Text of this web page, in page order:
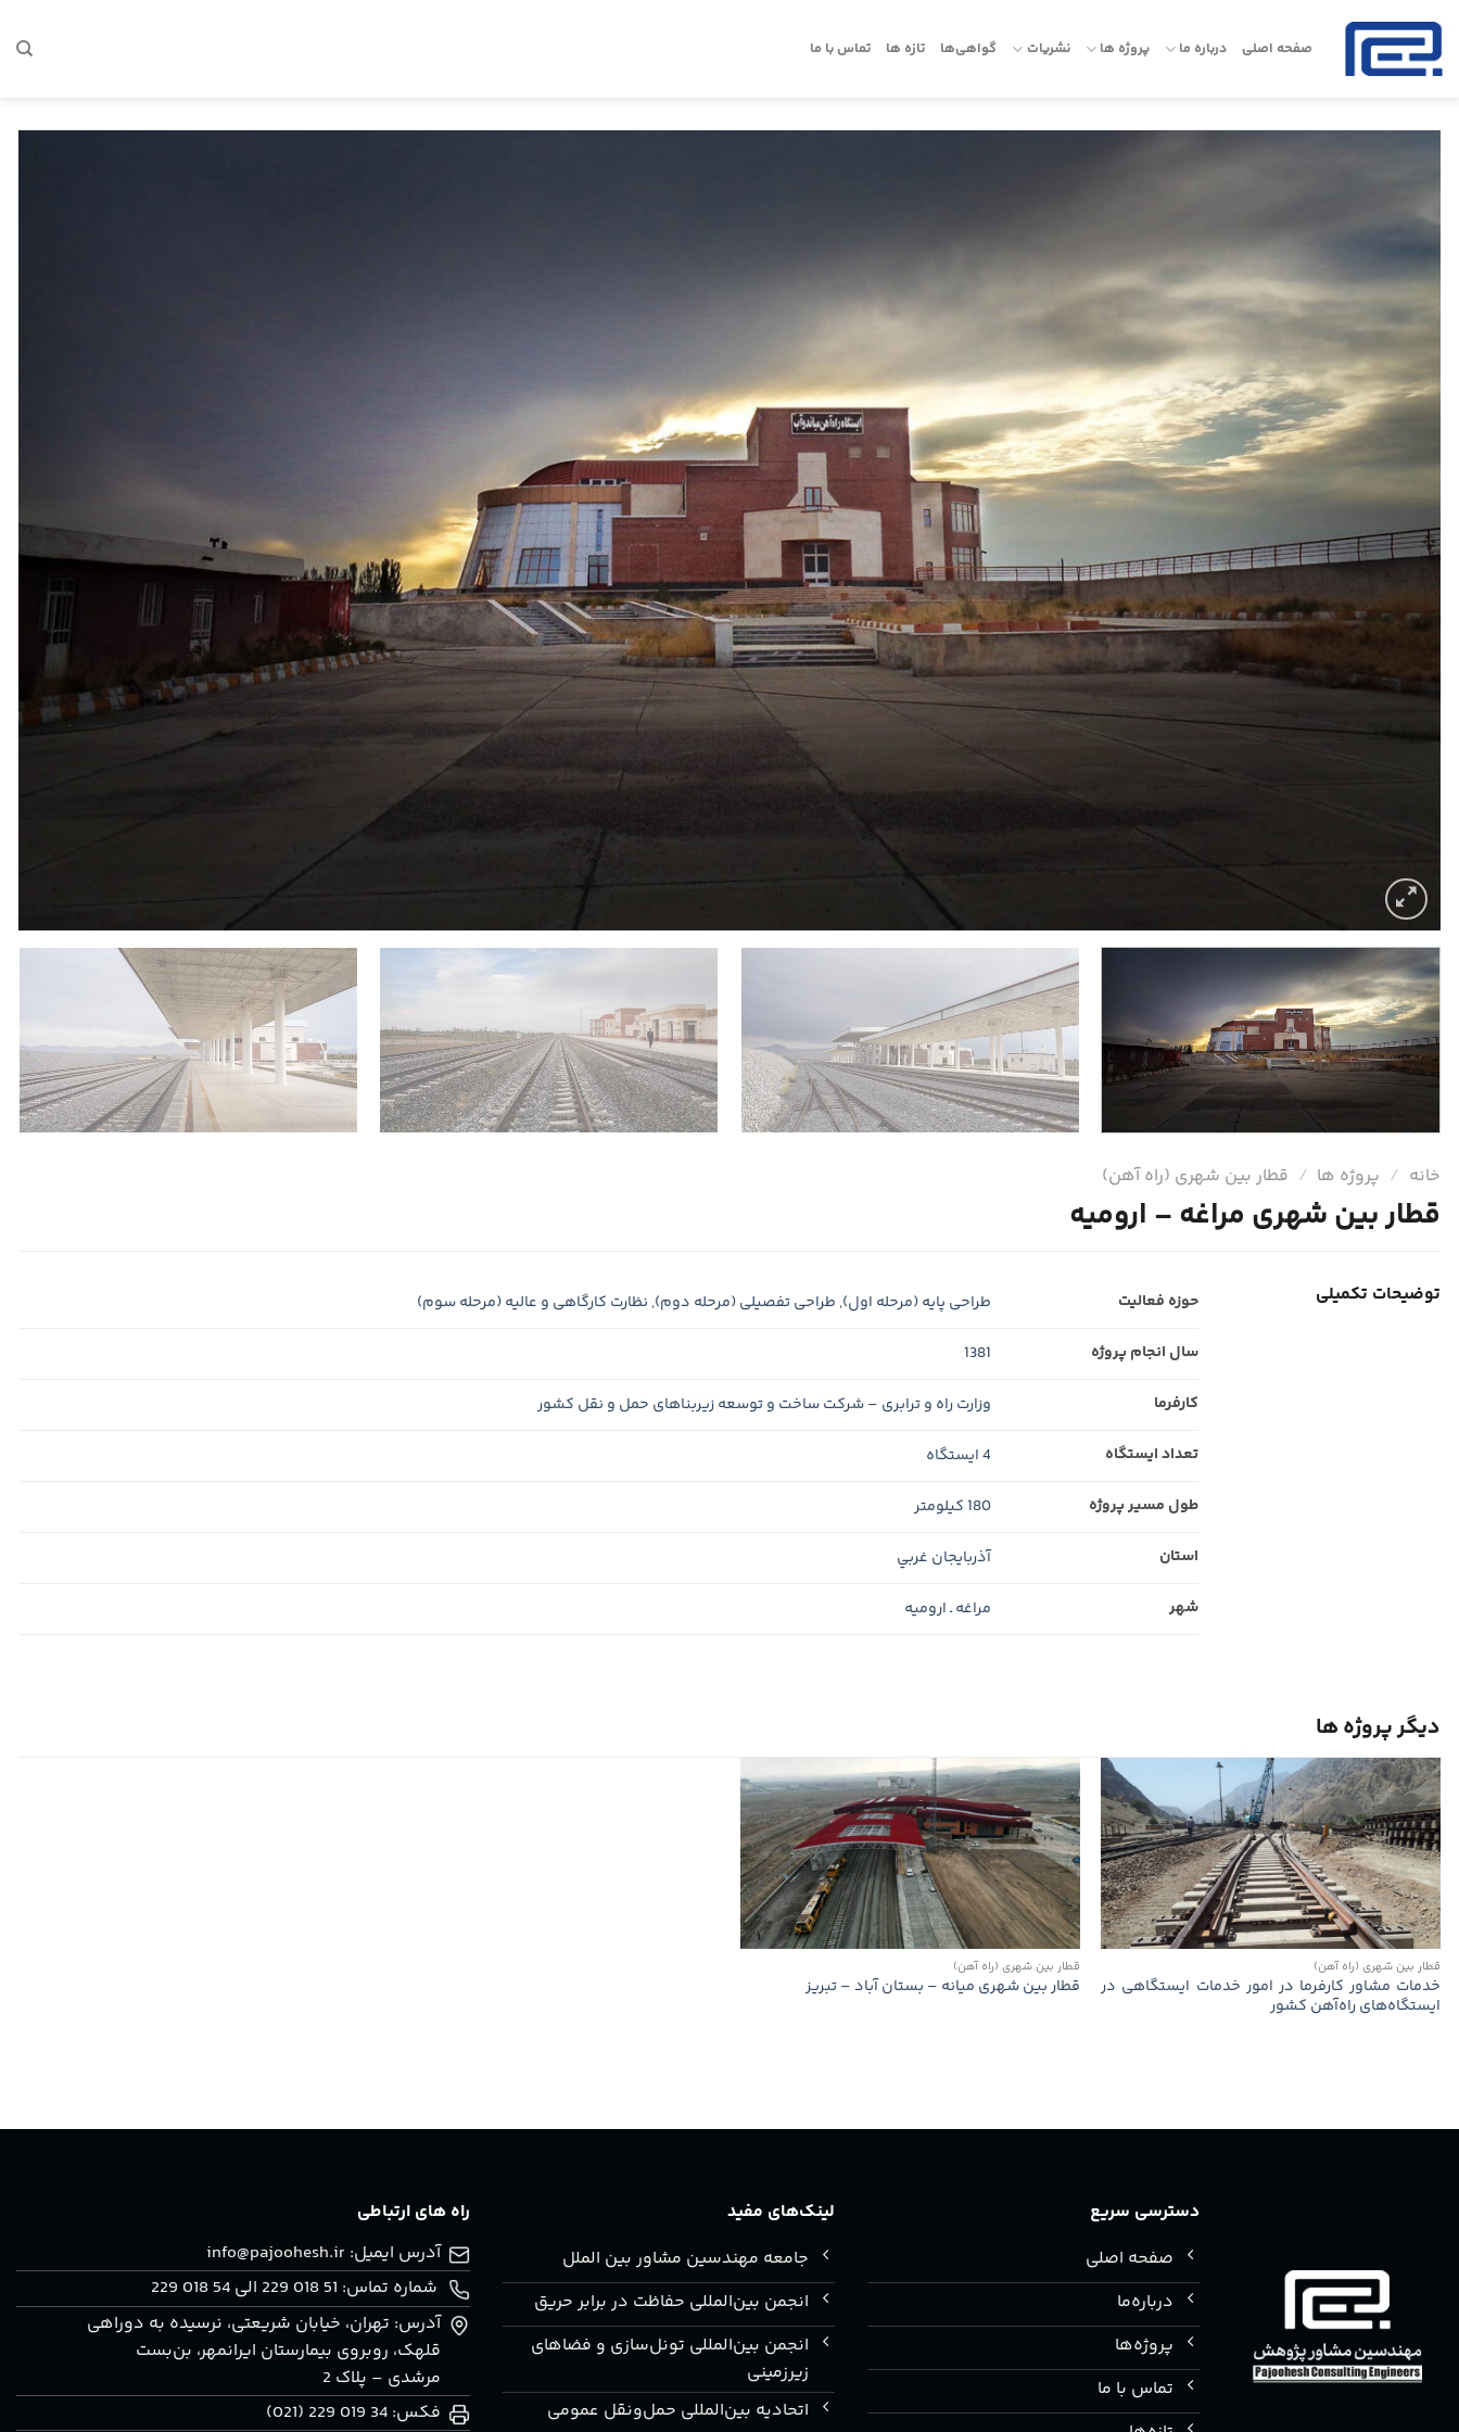
content
صفحه اصلی درباره ما پروژه ها نشریات گواهی‌ها تازه ها تماس با ما
خانه / پروژه ها / قطار بین شهری (راه آهن)
قطار بین شهری مراغه – ارومیه
توضیحات تکمیلی حوزه فعالیت طراحی پایه (مرحله اول), طراحی تفصیلی (مرحله دوم), نظارت كارگاهی و عالیه (مرحله سوم)
سال انجام پروژه 1381
کارفرما وزارت راه و ترابری – شركت ساخت و توسعه زیربناهای حمل و نقل كشور
تعداد ایستگاه 4 ایستگاه
طول مسیر پروژه 180 کیلومتر
استان آذربايجان غربي
شهر مراغه ـ اروميه
دیگر پروژه ها
قطار بین شهری (راه آهن)
خدمات مشاور كارفرما در امور خدمات ایستگاهی در
ایستگاه‌های راه‌آهن كشور
قطار بین شهری (راه آهن)
قطار بین شهری میانه – بستان آباد – تبریز
دسترسی سریع
صفحه اصلی
درباره‌ما
پروژه‌ها
تماس با ما
لینک‌های مفید
جامعه مهندسین مشاور بین الملل
انجمن بین‌المللی حفاظت در برابر حریق
انجمن بین‌المللی تونل‌سازی و فضاهای
زیرزمینی
اتحادیه بین‌المللی حمل‌ونقل عمومی
راه های ارتباطی
آدرس ایمیل: info@pajoohesh.ir
شماره تماس: 51 018 229 الی 54 018 229
آدرس: تهران، خيابان شريعتی، نرسيده به دوراهی
قلهک، روبروی بيمارستان ايرانمهر، بن‌بست
مرشدی – پلاک 2
فکس: 34 019 229 (021)